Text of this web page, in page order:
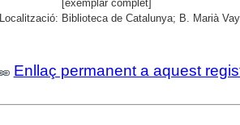
[exemplar complet]
Localització: Biblioteca de Catalunya; B. Marià
Enllaç permanent a aquest